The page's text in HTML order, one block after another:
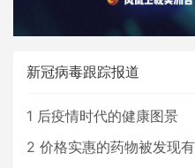
新冠病毒跟踪报道
1 后疫情时代的健康图景
2 价格实惠的药物被发现